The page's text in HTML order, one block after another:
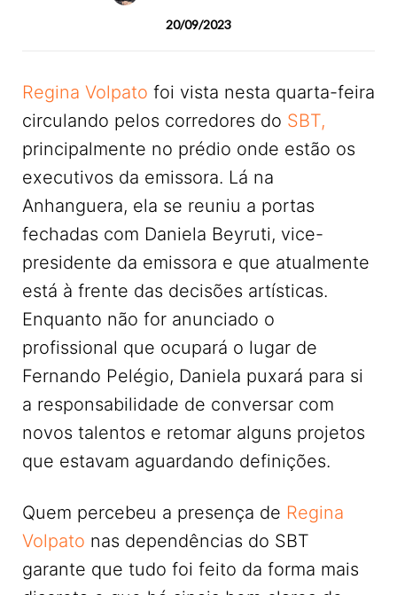
20/09/2023
Regina Volpato foi vista nesta quarta-feira
circulando pelos corredores do SBT,
principalmente no prédio onde estão os
executivos da emissora. Lá na
Anhanguera, ela se reuniu a portas
fechadas com Daniela Beyruti, vice-
presidente da emissora e que atualmente
está à frente das decisões artísticas.
Enquanto não for anunciado o
profissional que ocupará o lugar de
Fernando Pelégio, Daniela puxará para si
a responsabilidade de conversar com
novos talentos e retomar alguns projetos
que estavam aguardando definições.
Quem percebeu a presença de Regina
Volpato nas dependências do SBT
garante que tudo foi feito da forma mais